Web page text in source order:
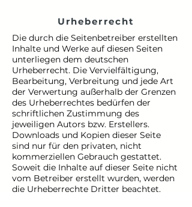
Urheberrecht
Die durch die Seitenbetreiber erstellten
Inhalte und Werke auf diesen Seiten
unterliegen dem deutschen
Urheberrecht. Die Vervielfältigung,
Bearbeitung, Verbreitung und jede Art
der Verwertung außerhalb der Grenzen
des Urheberrechtes bedürfen der
schriftlichen Zustimmung des
jeweiligen Autors bzw. Erstellers.
Downloads und Kopien dieser Seite
sind nur für den privaten, nicht
kommerziellen Gebrauch gestattet.
Soweit die Inhalte auf dieser Seite nicht
vom Betreiber erstellt wurden, werden
die Urheberrechte Dritter beachtet.